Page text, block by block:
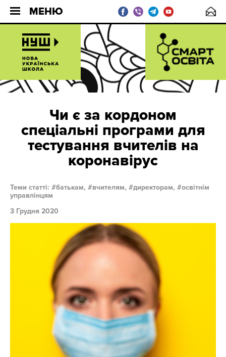
МЕНЮ
Чи є за кордоном
спеціальні програми для
тестування вчителів на
коронавірус
Теми статті: батькам, вчителям, директорам,
освітнім
управлінцям
3 Грудня 2020